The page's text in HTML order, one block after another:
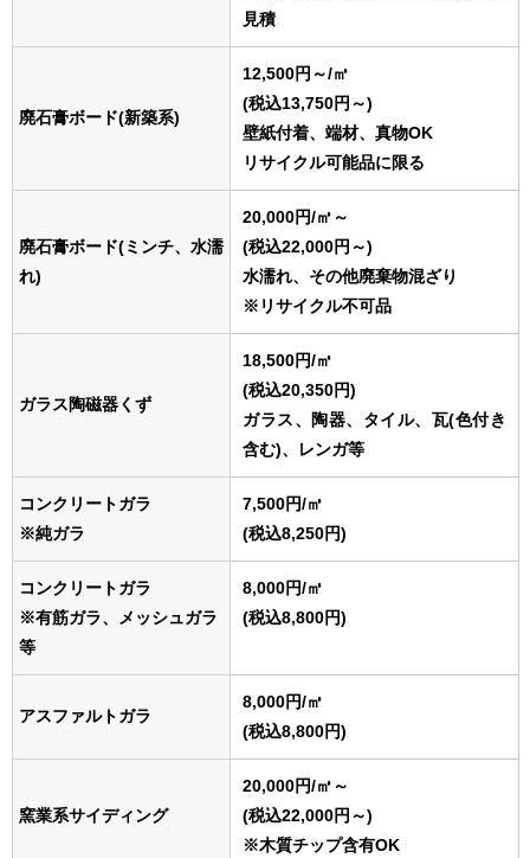
見積
廃石膏ボード(新築系)
12,500円～/㎥
(税込13,750円～)
壁紙付着、端材、真物OK
リサイクル可能品に限る
廃石膏ボード(ミンチ、水濡
れ)
20,000円/㎥ ～
(税込22,000円～)
水濡れ、その他廃棄物混ざり
※リサイクル不可品
ガラス陶磁器くず
18,500円/㎥
(税込20,350円)
ガラス、陶器、タイル、瓦(色付き
含む)、レンガ等
コンクリートガラ
※純ガラ
7,500円/㎥
(税込8,250円)
コンクリートガラ
※有筋ガラ、メッシュガラ
等
8,000円/㎥
(税込8,800円)
アスファルトガラ
8,000円/㎥
(税込8,800円)
窯業系サイディング
20,000円/㎥ ～
(税込22,000円～)
※木質チップ含有OK